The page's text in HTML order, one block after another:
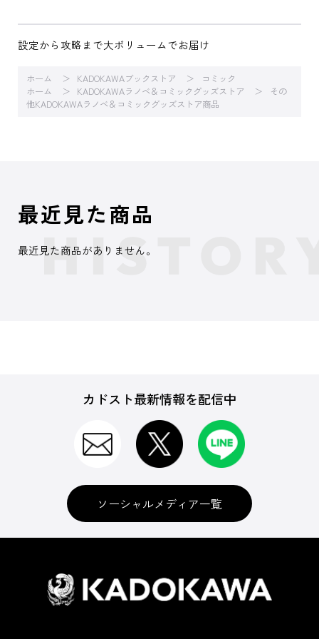
設定から攻略まで大ボリュームでお届け
ホーム KADOKAWAブックストア
コミック
ホーム
KADOKAWAラノベ＆コミックグッズストア
その
他KADOKAWAラノベ＆コミックグッズストア商品
最近見た商品
最近見た商品がありません。
カドスト最新情報を配信中
ソーシャルメディア一覧